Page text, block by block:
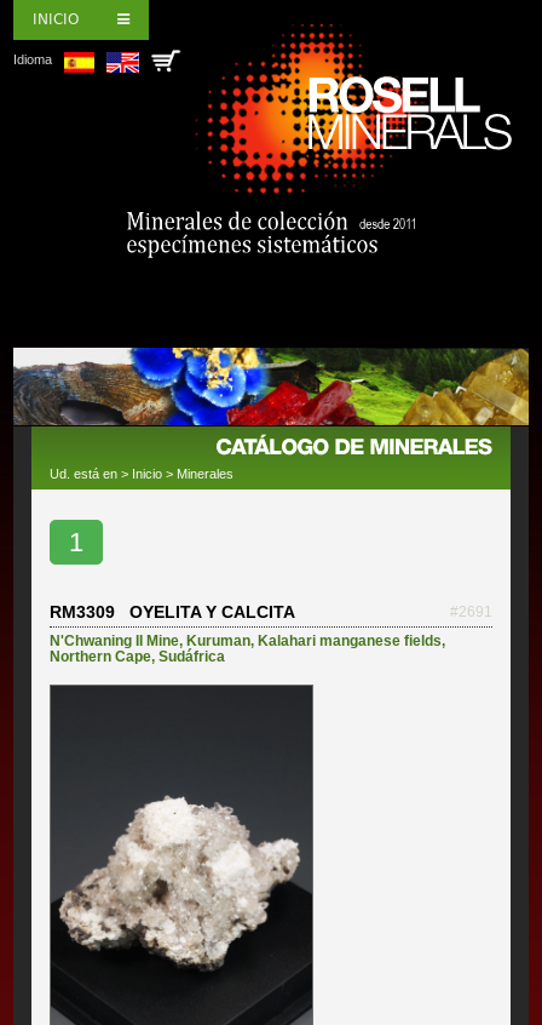
INICIO
Idioma
Ud. está en > Inicio > Minerales
1
RM3309 OYELITA Y CALCITA
#2691
N'Chwaning II Mine, Kuruman, Kalahari manganese fields,
Northern Cape,Sudáfrica